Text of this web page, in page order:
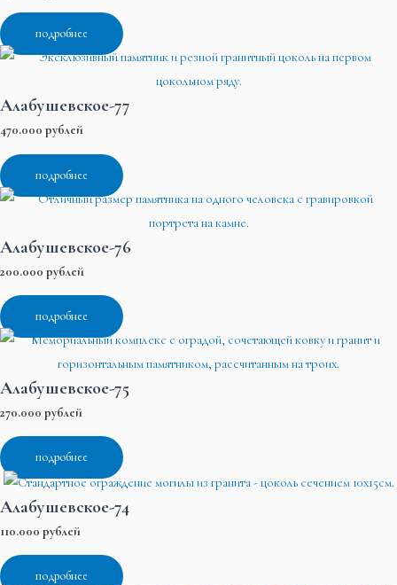
подробнее
Алабушевское-77
470.000 рублей
подробнее
Алабушевское-76
200.000 рублей
подробнее
Алабушевское-75
270.000 рублей
подробнее
Алабушевское-74
110.000 рублей
подробнее